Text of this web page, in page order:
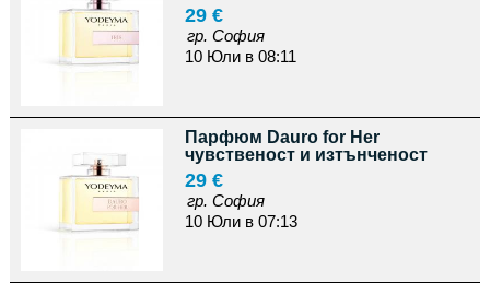
29 €
гр. София
10 Юли в 08:11
Парфюм Dauro for Her
чувственост и изтънченост
29 €
гр. София
10 Юли в 07:13